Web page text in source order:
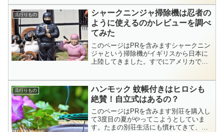
紹介されたのかな、と思ったら定価より
格安になってたんですね...
流行りもの
シャークニンジャ掃除機は忍者の
ように使えるのかレビューを調べ
てみた
このページはPRを含みますシャークニン
ジャという掃除機がイギリスから日本に
上陸してきました。すでにアメリカでは
日本の忍者のことをイメージして作られ
た掃除機かな？と思い調...
流行りもの
ハンモック 蚊帳付きはヒロシも
絶賛！自立式はあるの？
このページはPRを含みます別荘を購入し
て3度目の夏がやってこようとしていま
す。たまの別荘生活にも慣れてきて、余